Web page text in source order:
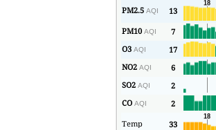
PM2.5 AQI 13
PM10 AQI 7
O3 AQI 17
NO2 AQI 6
SO2 AQI 2
CO AQI 2
Temp
33